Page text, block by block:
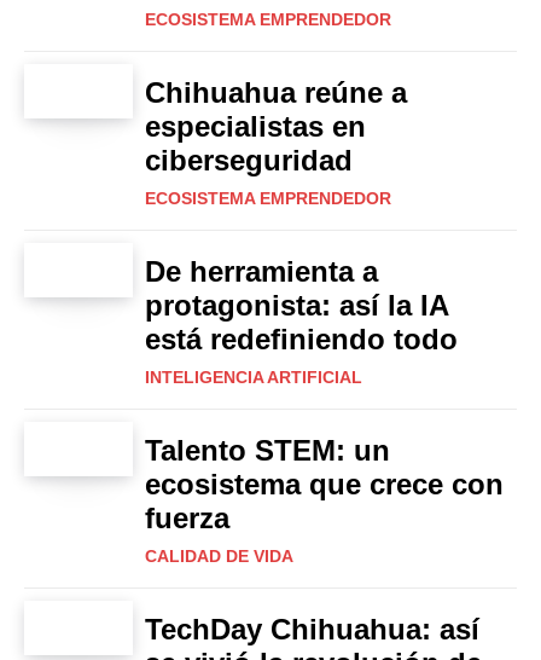
ECOSISTEMA EMPRENDEDOR
Chihuahua reúne a
especialistas en
ciberseguridad
ECOSISTEMA EMPRENDEDOR
De herramienta a
protagonista: así la IA
está redefiniendo todo
INTELIGENCIA ARTIFICIAL
Talento STEM: un
ecosistema que crece con
fuerza
CALIDAD DE VIDA
TechDay Chihuahua: así